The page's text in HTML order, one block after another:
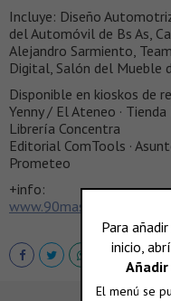
Incluye: Diseño
del Automóvil de Bs As,
Alejandro Sarmiento,
Digital, Salón del Mueble
Disponible en kioskos de
Yenny / El Ateneo · Tienda
Librería Concentra
Editorial ComTools ·
Prometeo
+info:
www.90mas10.com.ar